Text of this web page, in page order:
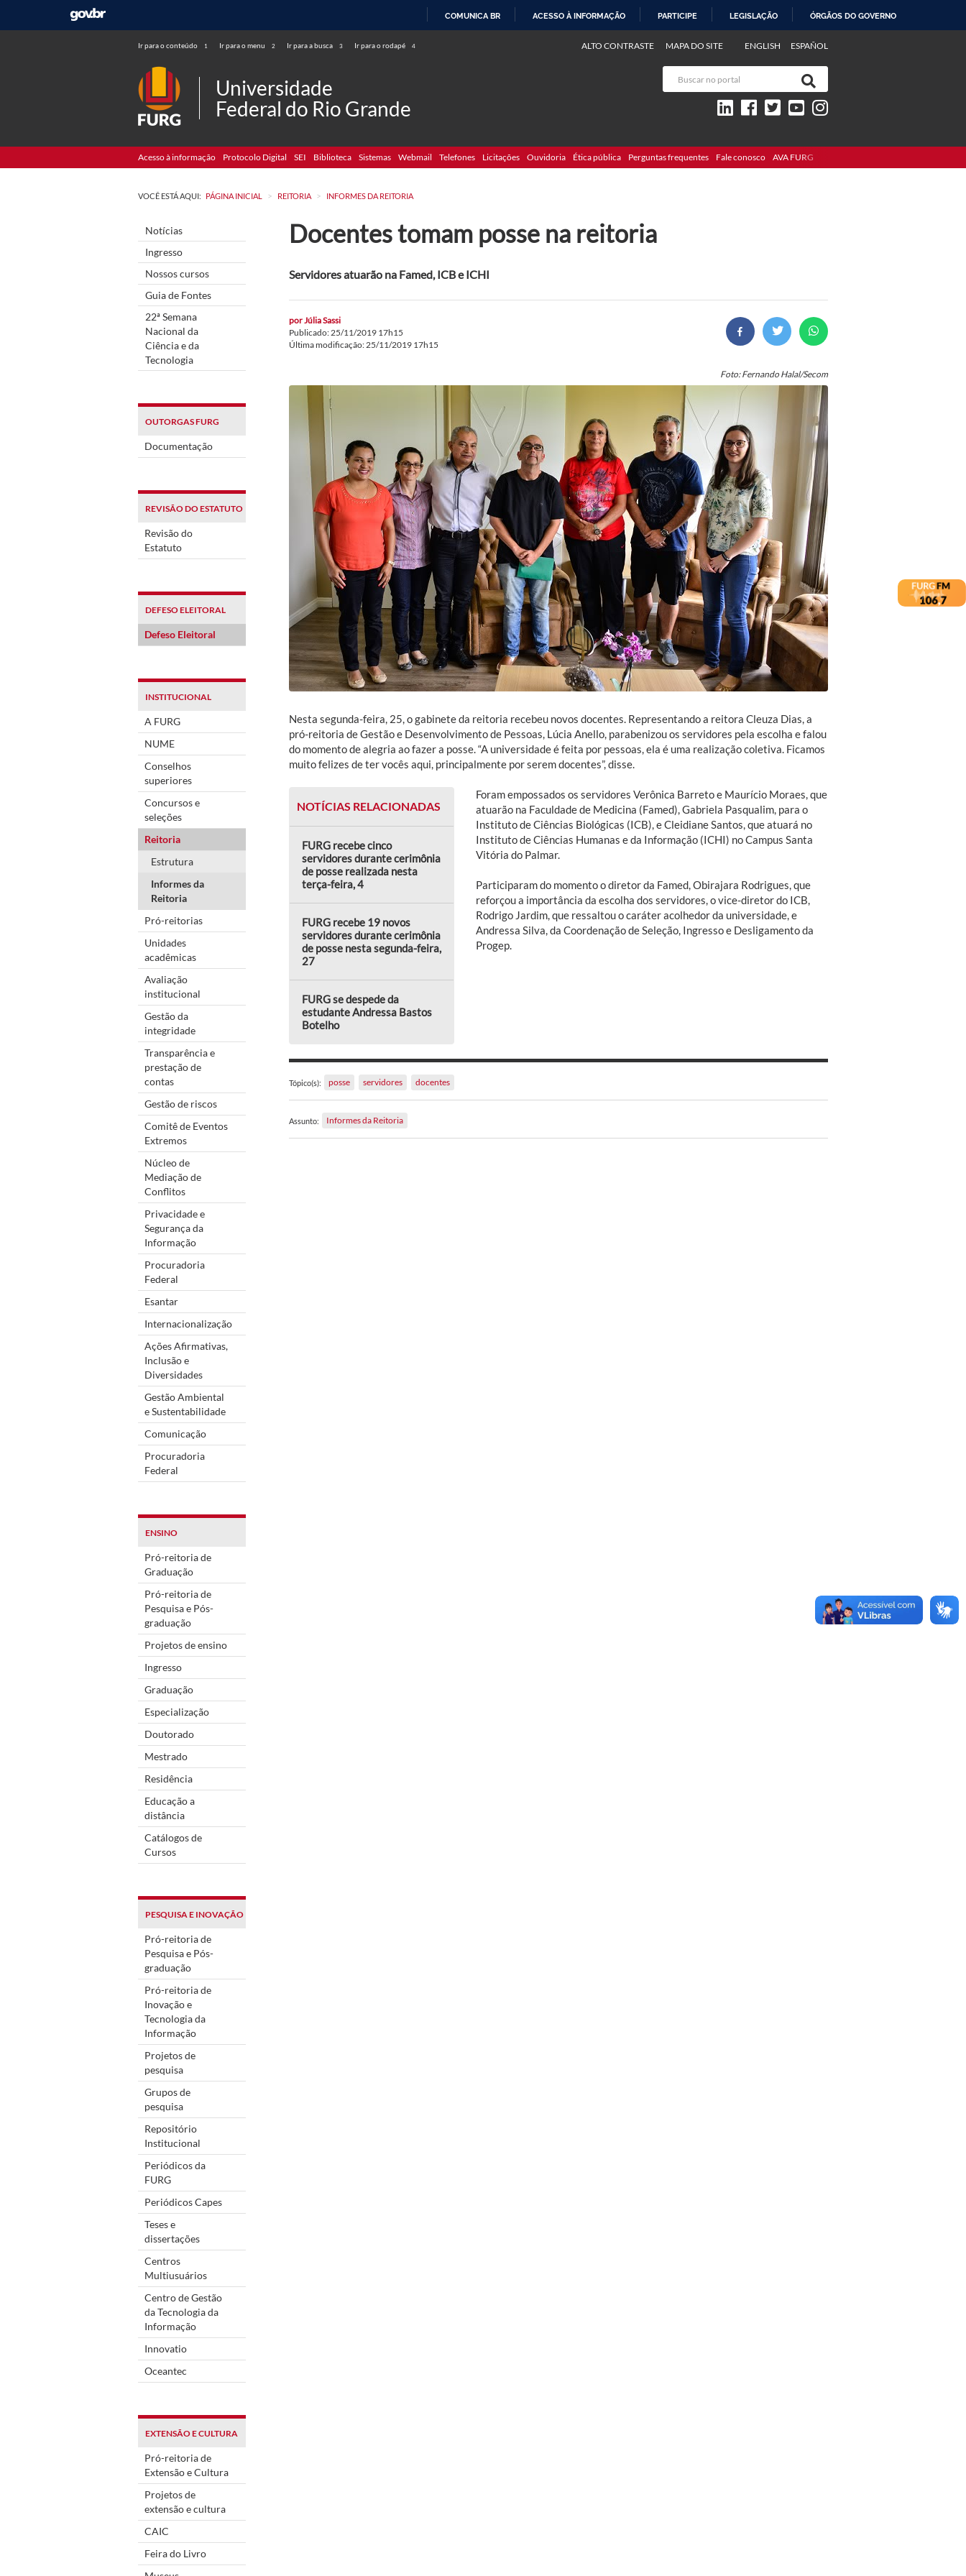
COMUNICA BR ACESSO À INFORMAÇÃO PARTICIPE LEGISLAÇÃO ÓRGÃOS DO GOVERNO
Ir para o conteúdo 1 Ir para o menu 2 Ir para a busca 3 Ir para o rodapé 4 ENGLISH ESPAÑOL
ALTO CONTRASTE MAPA DO SITE
Universidade
Federal do Rio Grande
Acesso à informação Protocolo Digital SEI Biblioteca Sistemas Webmail Telefones Licitações Ouvidoria Ética pública Perguntas frequentes Fale conosco AVA FURG
VOCÊ ESTÁ AQUI: PÁGINA INICIAL > REITORIA > INFORMES DA REITORIA
Notícias
Ingresso
Nossos cursos
Guia de Fontes
22ª Semana
Nacional da
Ciência e da
Tecnologia
OUTORGAS FURG
Documentação
REVISÃO DO ESTATUTO
Revisão do
Estatuto
DEFESO ELEITORAL
Defeso Eleitoral
INSTITUCIONAL
A FURG
NUME
Conselhos
superiores
Concursos e
seleções
Reitoria
Estrutura
Informes da
Reitoria
Pró-reitorias
Unidades
acadêmicas
Avaliação
institucional
Gestão da
integridade
Transparência e
prestação de
contas
Gestão de riscos
Comitê de Eventos
Extremos
Núcleo de
Mediação de
Conflitos
Privacidade e
Segurança da
Informação
Procuradoria
Federal
Esantar
Internacionalização
Ações Afirmativas,
Inclusão e
Diversidades
Gestão Ambiental
e Sustentabilidade
Comunicação
Procuradoria
Federal
ENSINO
Pró-reitoria de
Graduação
Pró-reitoria de
Pesquisa e Pós-
graduação
Projetos de ensino
Ingresso
Graduação
Especialização
Doutorado
Mestrado
Residência
Educação a
distância
Catálogos de
Cursos
PESQUISA E INOVAÇÃO
Pró-reitoria de
Pesquisa e Pós-
graduação
Pró-reitoria de
Inovação e
Tecnologia da
Informação
Projetos de
pesquisa
Grupos de
pesquisa
Repositório
Institucional
Periódicos da
FURG
Periódicos Capes
Teses e
dissertações
Centros
Multiusuários
Centro de Gestão
da Tecnologia da
Informação
Innovatio
Oceantec
EXTENSÃO E CULTURA
Pró-reitoria de
Extensão e Cultura
Projetos de
extensão e cultura
CAIC
Feira do Livro
Docentes tomam posse na reitoria
Servidores atuarão na Famed, ICB e ICHI
porJúlia Sassi
Publicado: 25/11/2019 17h15
Última modificação: 25/11/2019 17h15
Foto: Fernando Halal/Secom
Nesta segunda-feira, 25, o gabinete da reitoria recebeu novos docentes. Representando a reitora Cleuza Dias, a
pró-reitoria de Gestão e Desenvolvimento de Pessoas, Lúcia Anello, parabenizou os servidores pela escolha e falou
do momento de alegria ao fazer a posse. “A universidade é feita por pessoas, ela é uma realização coletiva. Ficamos
muito felizes de ter vocês aqui, principalmente por serem docentes”, disse.
NOTÍCIAS RELACIONADAS
FURG recebe cinco
servidores durante cerimônia
de posse realizada nesta
terça-feira, 4
FURG recebe 19 novos
servidores durante cerimônia
de posse nesta segunda-feira,
27
FURG se despede da
estudante Andressa Bastos
Botelho
Foram empossados os servidores Verônica Barreto e Maurício Moraes, que
atuarão na Faculdade de Medicina (Famed), Gabriela Pasqualim, para o
Instituto de Ciências Biológicas (ICB), e Cleidiane Santos, que atuará no
Instituto de Ciências Humanas e da Informação (ICHI) no Campus Santa
Vitória do Palmar.
Participaram do momento o diretor da Famed, Obirajara Rodrigues, que
reforçou a importância da escolha dos servidores, o vice-diretor do ICB,
Rodrigo Jardim, que ressaltou o caráter acolhedor da universidade, e
Andressa Silva, da Coordenação de Seleção, Ingresso e Desligamento da
Progep.
Tópico(s): posse servidores docentes
Assunto: Informes da Reitoria